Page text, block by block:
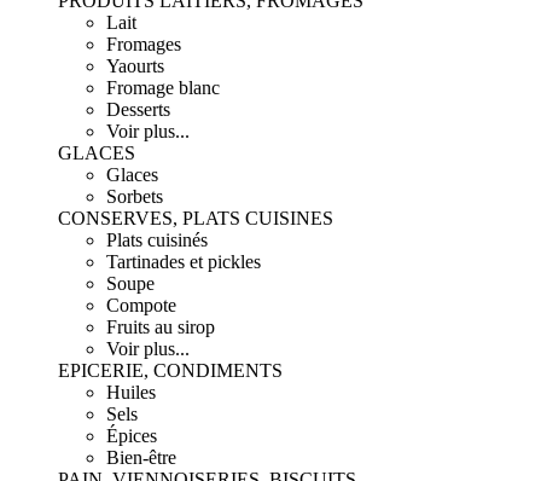
Lait
Fromages
Yaourts
Fromage blanc
Desserts
Voir plus...
GLACES
Glaces
Sorbets
CONSERVES, PLATS CUISINES
Plats cuisinés
Tartinades et pickles
Soupe
Compote
Fruits au sirop
Voir plus...
EPICERIE, CONDIMENTS
Huiles
Sels
Épices
Bien-être